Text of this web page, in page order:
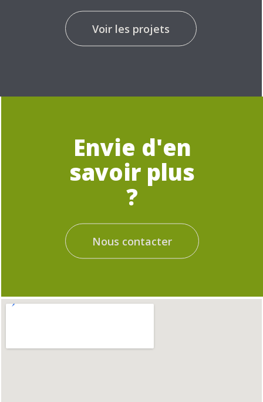
Voir les projets
Envie d'en
savoir plus
?
Nous contacter